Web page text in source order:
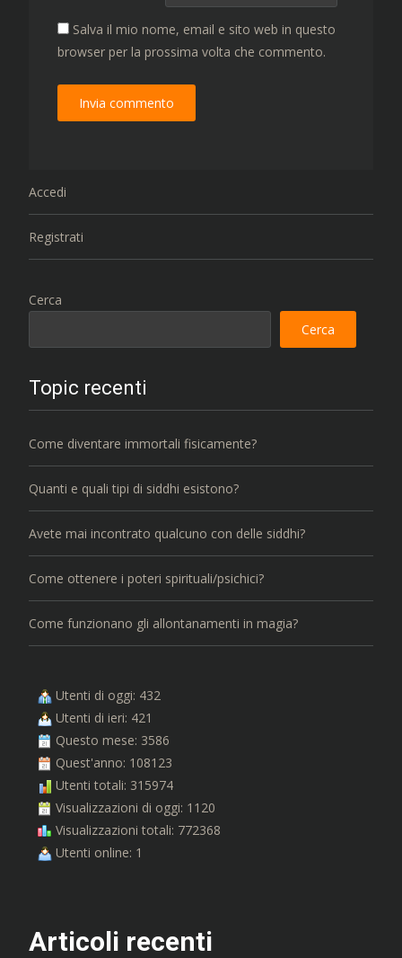
Salva il mio nome, email e sito web in questo
browser per la prossima volta che commento.
Accedi
Registrati
Cerca
Cerca
Topic recenti
Come diventare immortali fisicamente?
Quanti e quali tipi di siddhi esistono?
Avete mai incontrato qualcuno con delle siddhi?
Come ottenere i poteri spirituali/psichici?
Come funzionano gli allontanamenti in magia?
Utenti di oggi: 432
Utenti di ieri: 421
Questo mese: 3586
Quest'anno: 108123
Utenti totali: 315974
Visualizzazioni di oggi: 1120
Visualizzazioni totali: 772368
Utenti online: 1
Articoli recenti